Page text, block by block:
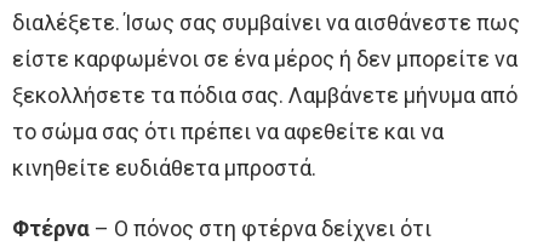
διαλέξετε. Ίσως σας συμβαίνει να αισθάνεστε πως
είστε καρφωμένοι σε ένα μέρος ή δεν μπορείτε να
ξεκολλήσετε τα πόδια σας. Λαμβάνετε μήνυμα από
το σώμα σας ότι πρέπει να αφεθείτε και να
κινηθείτε ευδιάθετα μπροστά.
Φτέρνα – Ο πόνος στη φτέρνα δείχνει ότι